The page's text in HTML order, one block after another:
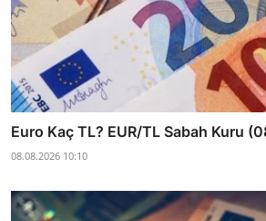
Euro Kaç TL? EUR/TL Sabah Kuru
08.08.2026 10:10